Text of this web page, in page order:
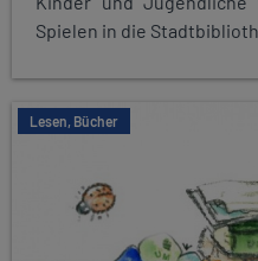
Spielen in die
Lesen, Bücher